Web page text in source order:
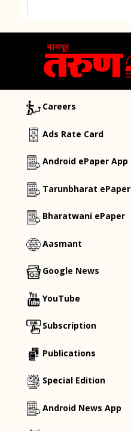
Careers
Ads Rate Card
Android ePaper App
Tarunbharat ePaper
Bharatwani ePaper
Aasmant
Google News
YouTube
Subscription
Publications
Special Edition
Android News App